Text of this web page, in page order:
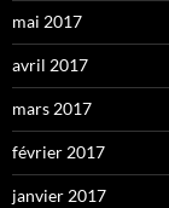
mai 2017
avril 2017
mars 2017
février 2017
janvier 2017